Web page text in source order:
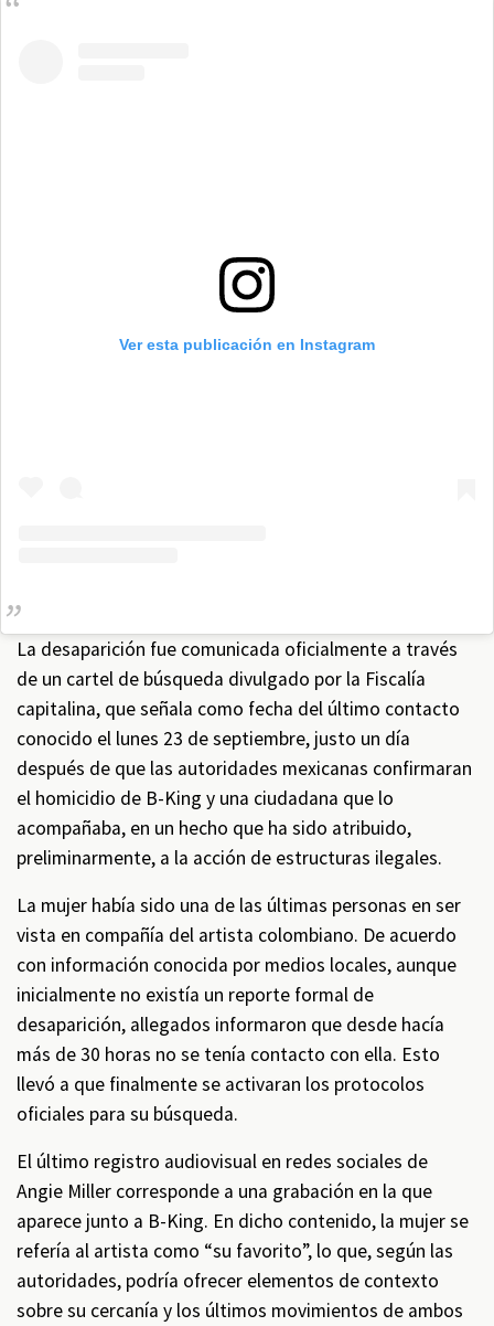
Ver esta publicación en Instagram
La desaparición fue comunicada oficialmente a través
de un cartel de búsqueda divulgado por la Fiscalía
capitalina, que señala como fecha del último contacto
conocido el lunes 23 de septiembre, justo un día
después de que las autoridades mexicanas confirmaran
el homicidio de B-King y una ciudadana que lo
acompañaba, en un hecho que ha sido atribuido,
preliminarmente, a la acción de estructuras ilegales.
La mujer había sido una de las últimas personas en ser
vista en compañía del artista colombiano. De acuerdo
con información conocida por medios locales, aunque
inicialmente no existía un reporte formal de
desaparición, allegados informaron que desde hacía
más de 30 horas no se tenía contacto con ella. Esto
llevó a que finalmente se activaran los protocolos
oficiales para su búsqueda.
El último registro audiovisual en redes sociales de
Angie Miller corresponde a una grabación en la que
aparece junto a B-King. En dicho contenido, la mujer se
refería al artista como “su favorito”, lo que, según las
autoridades, podría ofrecer elementos de contexto
sobre su cercanía y los últimos movimientos de ambos